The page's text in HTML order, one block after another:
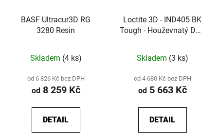
BASF Ultracur3D RG
3280 Resin
Skladem (4 ks)
od 6 826 Kč bez DPH
od8 259 Kč
DETAIL
Loctite 3D - IND405 BK
Tough - Houževnatý DLP
přípravky
Skladem (3 ks)
od 4 680 Kč bez DPH
od5 663 Kč
DETAIL